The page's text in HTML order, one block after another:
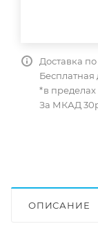
Доставка
Бесплатная
*в
За МКАД
ОПИСАНИЕ